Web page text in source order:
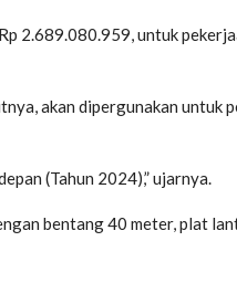
2.689.080.959, untuk
akan dipergunakan untuk
(Tahun 2024),” ujarnya.
bentang 40 meter, plat